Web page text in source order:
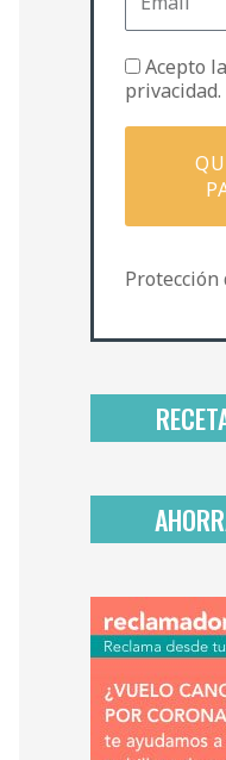
ea
i
l
P
o
í
a
e
i
a
i
a
Acepto la
privacidad.
Protección